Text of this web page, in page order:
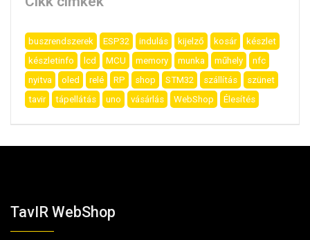
buszrendszerek ESP32 indulás kijelző kosár
készlet
készletinfo
lcd MCU memory munka műhely
nfc
nyitva
oled relé RP shop STM32 szállítás
szünet
tavir
tápellátás uno vásárlás WebShop Élesítés
TavIR WebShop